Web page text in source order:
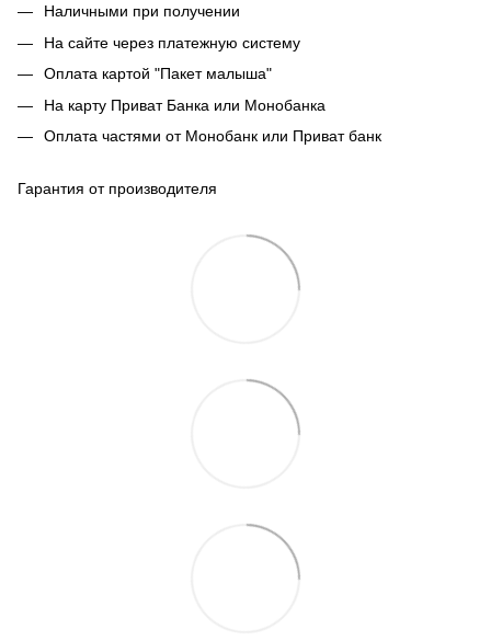
Наличными при получении
На сайте через платежную систему
Оплата картой "Пакет малыша"
На карту Приват Банка или Монобанка
Оплата частями от Монобанк или Приват банк
Гарантия от производителя